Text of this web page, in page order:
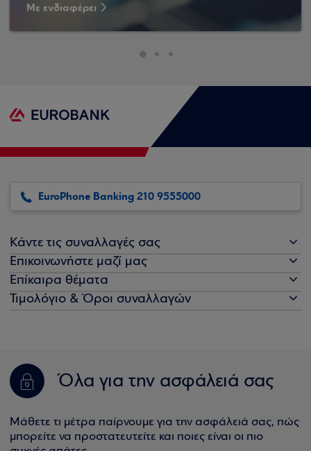
Με ενδιαφέρει
EuroPhone Banking 210 9555000
Κάντε τις συναλλαγές σας
Επικοινωνήστε μαζί μας
Επίκαιρα θέματα
Τιμολόγιο & Όροι συναλλαγών
Όλα για την ασφάλειά σας
Μάθετε τι μέτρα παίρνουμε για την ασφάλειά σας, πώς
μπορείτε να προστατευτείτε και ποιες είναι οι πιο